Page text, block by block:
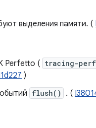
выделения памяти. (
Perfetto ( tracing-
)
flush() . (